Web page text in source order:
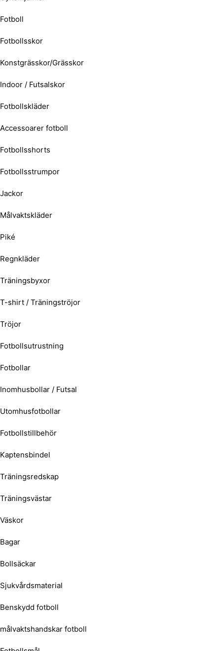
Fotboll
Fotbollsskor
Konstgrässkor/Grässkor
Indoor / Futsalskor
Fotbollskläder
Accessoarer fotboll
Fotbollsshorts
Fotbollsstrumpor
Jackor
Målvaktskläder
Piké
Regnkläder
Träningsbyxor
T-shirt / Träningströjor
Tröjor
Fotbollsutrustning
Fotbollar
Inomhusbollar / Futsal
Utomhusfotbollar
Fotbollstillbehör
Kaptensbindel
Träningsredskap
Träningsvästar
Väskor
Bagar
Bollsäckar
Sjukvårdsmaterial
Benskydd fotboll
målvaktshandskar fotboll